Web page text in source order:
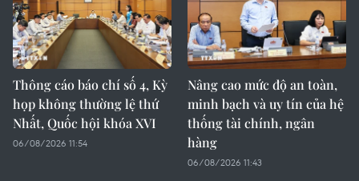
Thông cáo báo chí số 4, Kỳ
họp không thường lệ thứ
Nhất, Quốc hội khóa XVI
06/08/2026 11:54
Nâng cao mức độ an toàn,
minh bạch và uy tín của hệ
thống tài chính, ngân
hàng
06/08/2026 11:43